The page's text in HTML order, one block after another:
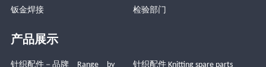
钣金焊接
检验部门
产品展示
针织配件－品牌 Range by
针织配件 Knitting spare parts